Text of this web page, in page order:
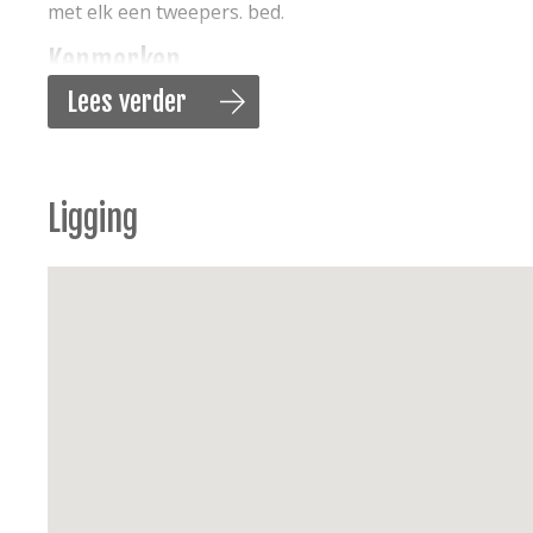
met elk een tweepers. bed.
Kenmerken
Audio/multimedia:
Slaapkamers:
met netbodems, 2 dekbedden (240x220),
Huishoudelijke apparaten:wasmachine,
Lees verder
Ligging